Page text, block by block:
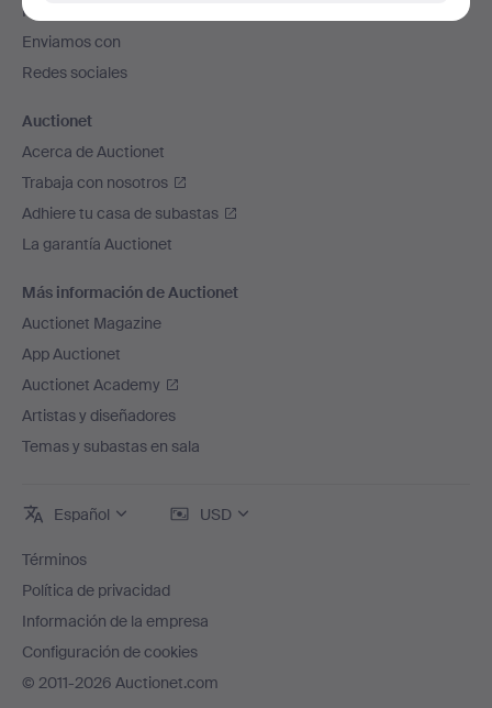
de
página
Modos de pago
Enviamos con
Redes sociales
Auctionet
Acerca de Auctionet
Trabaja con nosotros
Adhiere tu casa de subastas
La garantía Auctionet
Más información de Auctionet
Auctionet Magazine
App Auctionet
Auctionet Academy
Artistas y diseñadores
Temas y subastas en sala
Español USD
Términos
Política de privacidad
Información de la empresa
Configuración de cookies
© 2011-2026 Auctionet.com